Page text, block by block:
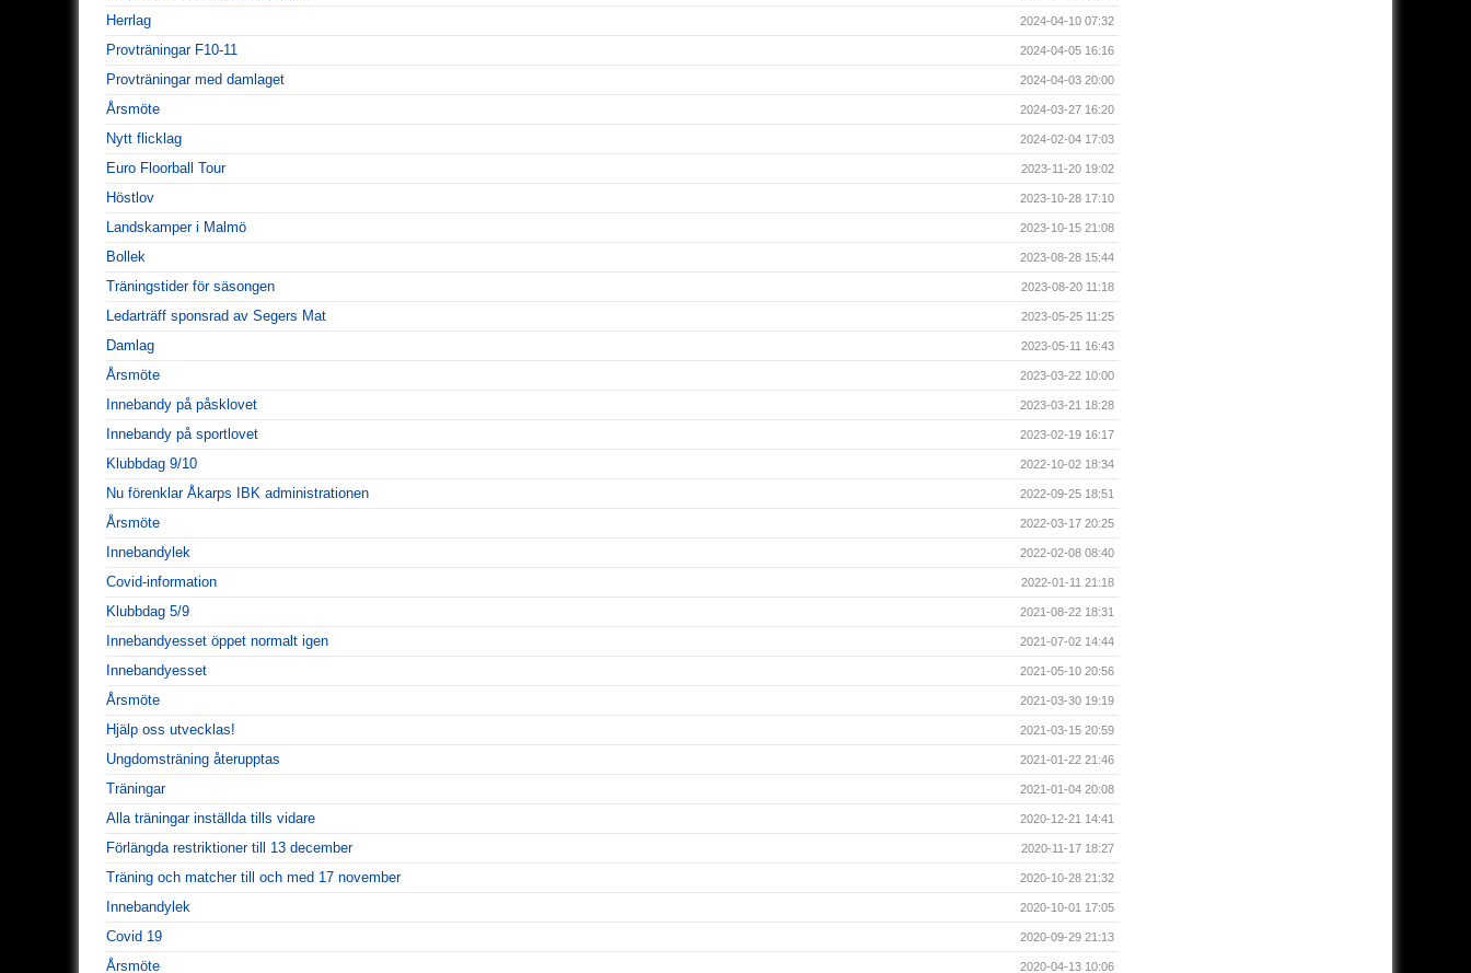
Herrlag 2024-04-10 07:32
Provträningar F10-11 2024-04-05 16:16
Provträningar med damlaget 2024-04-03 20:00
Årsmöte 2024-03-27 16:20
Nytt flicklag 2024-02-04 17:03
Euro Floorball Tour 2023-11-20 19:02
Höstlov 2023-10-28 17:10
Landskamper i Malmö 2023-10-15 21:08
Bollek 2023-08-28 15:44
Träningstider för säsongen 2023-08-20 11:18
Ledarträff sponsrad av Segers Mat 2023-05-25 11:25
Damlag 2023-05-11 16:43
Årsmöte 2023-03-22 10:00
Innebandy på påsklovet 2023-03-21 18:28
Innebandy på sportlovet 2023-02-19 16:17
Klubbdag 9/10 2022-10-02 18:34
Nu förenklar Åkarps IBK administrationen 2022-09-25 18:51
Årsmöte 2022-03-17 20:25
Innebandylek 2022-02-08 08:40
Covid-information 2022-01-11 21:18
Klubbdag 5/9 2021-08-22 18:31
Innebandyesset öppet normalt igen 2021-07-02 14:44
Innebandyesset 2021-05-10 20:56
Årsmöte 2021-03-30 19:19
Hjälp oss utvecklas! 2021-03-15 20:59
Ungdomsträning återupptas 2021-01-22 21:46
Träningar 2021-01-04 20:08
Alla träningar inställda tills vidare 2020-12-21 14:41
Förlängda restriktioner till 13 december 2020-11-17 18:27
Träning och matcher till och med 17 november 2020-10-28 21:32
Innebandylek 2020-10-01 17:05
Covid 19 2020-09-29 21:13
Årsmöte 2020-04-13 10:06